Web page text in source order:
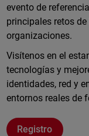
evento de
principales retos
organizaciones.
Visítenos en el
tecnologías y
identidades, red y
entornos reales de
Registro